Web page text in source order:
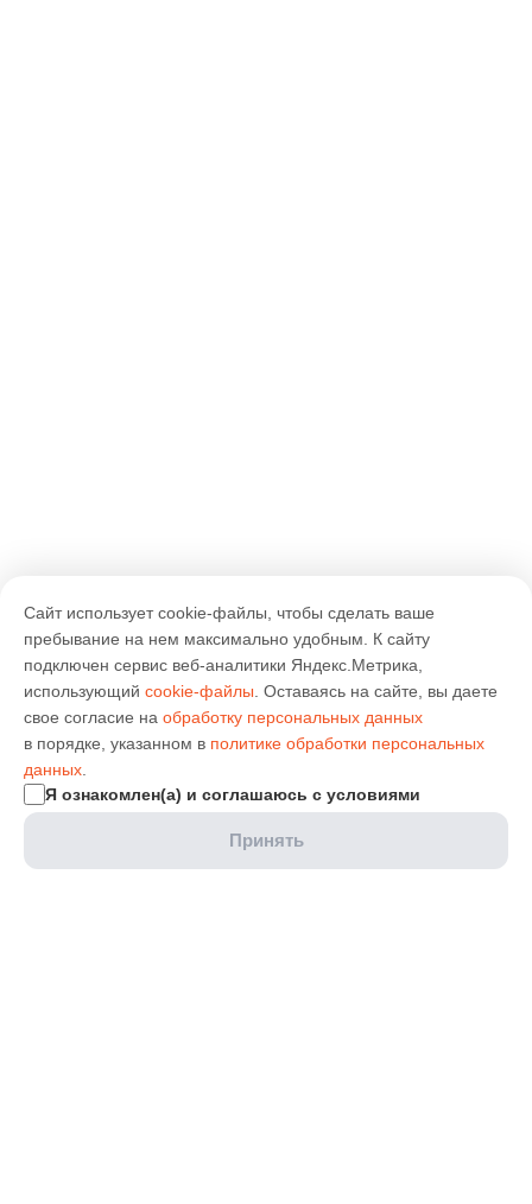
Сайт использует cookie-файлы, чтобы сделать ваше
пребывание на нем максимально удобным. К cайту
подключен сервис веб-аналитики Яндекс.Метрика,
использующий cookie-файлы . Оставаясь на сайте, вы даете
свое согласие на обработку персональных данных
в порядке, указанном в политике обработки персональных
данных
Я ознакомлен(а) и соглашаюсь с условиями
Принять